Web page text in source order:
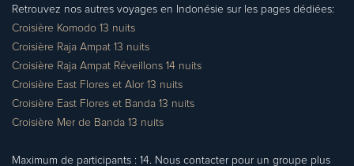
Retrouvez nos autres voyages en Indonésie sur les pages dédiées:
Croisière Komodo 13 nuits
Croisière Raja Ampat 13 nuits
Croisière Raja Ampat Réveillons 14 nuits
Croisière East Flores et Alor 13 nuits
Croisière East Flores et Banda 13 nuits
Croisière Mer de Banda 13 nuits
Maximum de participants : 14. Nous contacter pour un groupe plus